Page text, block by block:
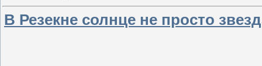
В Резекне солнце не просто